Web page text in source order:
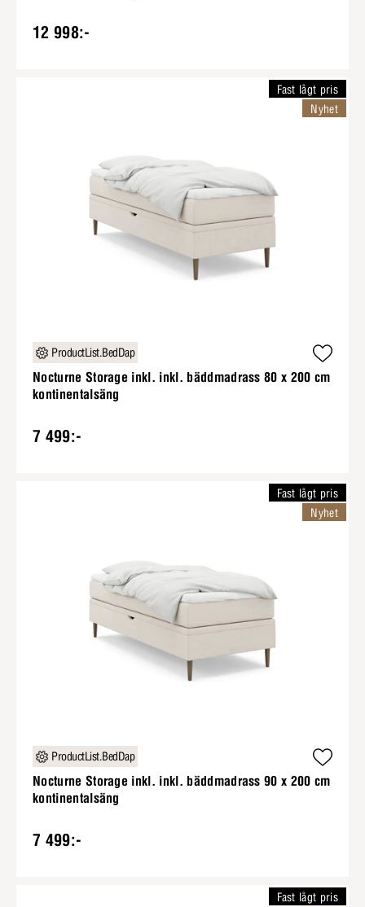
12 998:-
ProductList.BedDap
Nocturne Storage inkl. inkl. bäddmadrass 80 x 200 cm
kontinentalsäng
7 499:-
Fast lågt pris
Nyhet
ProductList.BedDap
Nocturne Storage inkl. inkl. bäddmadrass 90 x 200 cm
kontinentalsäng
7 499:-
Fast lågt pris
Nyhet
Fast lågt pris